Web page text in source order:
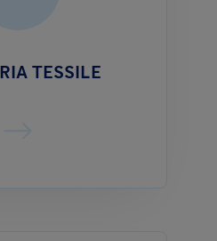
TESSILE